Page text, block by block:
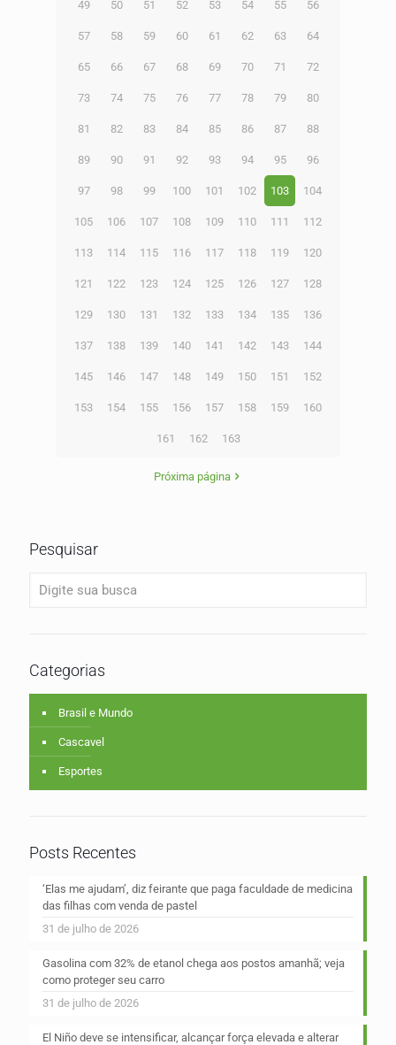
49 50 51 52 53 54 55 56
57 58 59 60 61 62 63 64
65 66 67 68 69 70 71 72
73 74 75 76 77 78 79 80
81 82 83 84 85 86 87 88
89 90 91 92 93 94 95 96
97 98 99 100 101 102 103 104
105 106 107 108 109 110 111 112
113 114 115 116 117 118 119 120
121 122 123 124 125 126 127 128
129 130 131 132 133 134 135 136
137 138 139 140 141 142 143 144
145 146 147 148 149 150 151 152
153 154 155 156 157 158 159 160
161 162 163
Próxima página
Pesquisar
Categorias
Brasil e Mundo
Cascavel
Esportes
Posts Recentes
‘Elas me ajudam’, diz feirante que paga faculdade de medicina
das filhas com venda de pastel
31 de julho de 2026
Gasolina com 32% de etanol chega aos postos amanhã; veja
como proteger seu carro
31 de julho de 2026
El Niño deve se intensificar, alcançar força elevada e alterar